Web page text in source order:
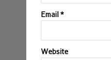
Email*
Website